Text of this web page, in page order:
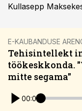
Kullasepp
E-KAUBANDUSE
Tehisintellekt
töökeskkonda.
mitte segama"
00:00